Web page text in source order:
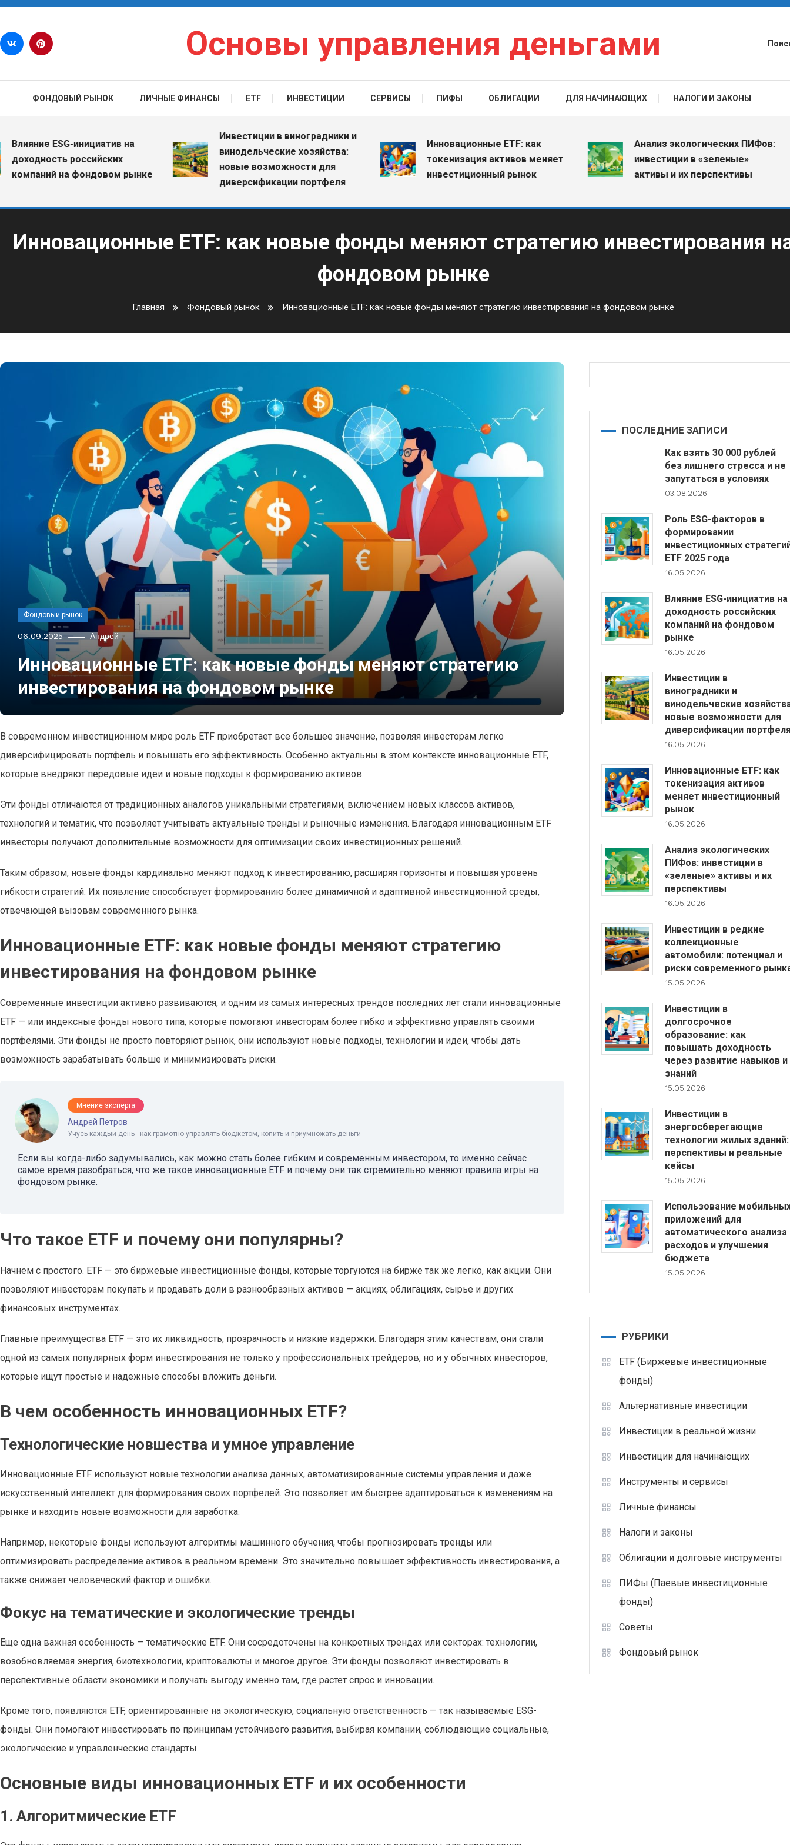
Перейти к содержимому
Основы управления деньгами
ФОНДОВЫЙ РЫНОК ЛИЧНЫЕ ФИНАНСЫ ETF ИНВЕСТИЦИИ СЕРВИСЫ ПИФЫ ОБЛИГАЦИИ ДЛЯ НАЧИНАЮЩИХ НАЛОГИ И ЗАКОНЫ
ESG-инициатив на
российских
на фондовом рынке
Инвестиции в виноградники и
винодельческие хозяйства:
новые возможности для
диверсификации портфеля
Инновационные ETF: как
токенизация активов меняет
инвестиционный рынок
Анализ экологических ПИФов:
инвестиции в «зеленые»
активы и их перспективы
Инновационные ETF: как новые фонды меняют стратегию инвестирования
фондовом рынке
Главная Фондовый рынок Инновационные ETF: как новые фонды меняют стратегию инвестирования на фондовом рынке
Фондовый рынок
06.09.2025 Андрей
Инновационные ETF: как новые фонды меняют стратегию
инвестирования на фондовом рынке
В современном инвестиционном мире роль ETF приобретает все большее значение, позволяя инвесторам легко
диверсифицировать портфель и повышать его эффективность. Особенно актуальны в этом контексте инновационные ETF,
которые внедряют передовые идеи и новые подходы к формированию активов.
Эти фонды отличаются от традиционных аналогов уникальными стратегиями, включением новых классов активов,
технологий и тематик, что позволяет учитывать актуальные тренды и рыночные изменения. Благодаря инновационным ETF
инвесторы получают дополнительные возможности для оптимизации своих инвестиционных решений.
Таким образом, новые фонды кардинально меняют подход к инвестированию, расширяя горизонты и повышая уровень
гибкости стратегий. Их появление способствует формированию более динамичной и адаптивной инвестиционной среды,
отвечающей вызовам современного рынка.
Инновационные ETF: как новые фонды меняют стратегию
инвестирования на фондовом рынке
Современные инвестиции активно развиваются, и одним из самых интересных трендов последних лет стали инновационные
ETF — или индексные фонды нового типа, которые помогают инвесторам более гибко и эффективно управлять своими
портфелями. Эти фонды не просто повторяют рынок, они используют новые подходы, технологии и идеи, чтобы дать
возможность зарабатывать больше и минимизировать риски.
Мнение эксперта
Андрей Петров
Учусь каждый день - как грамотно управлять бюджетом, копить и приумножать деньги
Если вы когда-либо задумывались, как можно стать более гибким и современным инвестором, то именно сейчас
самое время разобраться, что же такое инновационные ETF и почему они так стремительно меняют правила игры на
фондовом рынке.
Что такое ETF и почему они популярны?
Начнем с простого. ETF — это биржевые инвестиционные фонды, которые торгуются на бирже так же легко, как акции. Они
позволяют инвесторам покупать и продавать доли в разнообразных активов — акциях, облигациях, сырье и других
финансовых инструментах.
Главные преимущества ETF — это их ликвидность, прозрачность и низкие издержки. Благодаря этим качествам, они стали
одной из самых популярных форм инвестирования не только у профессиональных трейдеров, но и у обычных инвесторов,
которые ищут простые и надежные способы вложить деньги.
В чем особенность инновационных ETF?
Технологические новшества и умное управление
Инновационные ETF используют новые технологии анализа данных, автоматизированные системы управления и даже
искусственный интеллект для формирования своих портфелей. Это позволяет им быстрее адаптироваться к изменениям на
рынке и находить новые возможности для заработка.
Например, некоторые фонды используют алгоритмы машинного обучения, чтобы прогнозировать тренды или
оптимизировать распределение активов в реальном времени. Это значительно повышает эффективность инвестирования, а
также снижает человеческий фактор и ошибки.
Фокус на тематические и экологические тренды
Еще одна важная особенность — тематические ETF. Они сосредоточены на конкретных трендах или секторах: технологии,
возобновляемая энергия, биотехнологии, криптовалюты и многое другое. Эти фонды позволяют инвестировать в
перспективные области экономики и получать выгоду именно там, где растет спрос и инновации.
Кроме того, появляются ETF, ориентированные на экологическую, социальную ответственность — так называемые ESG-
фонды. Они помогают инвестировать по принципам устойчивого развития, выбирая компании, соблюдающие социальные,
экологические и управленческие стандарты.
Основные виды инновационных ETF и их особенности
1. Алгоритмические ETF
ПОСЛЕДНИЕ ЗАПИСИ
Как взять 30 000 рублей
без лишнего стресса и не
запутаться в условиях
03.08.2026
Роль ESG-факторов в
формировании
инвестиционных
ETF 2025 года
16.05.2026
Влияние ESG-инициатив на
доходность российских
компаний на фондовом
рынке
16.05.2026
Инвестиции в
виноградники и
винодельческие
новые возможности для
диверсификации
16.05.2026
Инновационные ETF: как
токенизация активов
меняет инвестиционный
рынок
16.05.2026
Анализ экологических
ПИФов: инвестиции в
«зеленые» активы и их
перспективы
16.05.2026
Инвестиции в редкие
коллекционные
автомобили: потенциал и
риски современного
15.05.2026
Инвестиции в
долгосрочное
образование: как
повышать доходность
через развитие навыков и
знаний
15.05.2026
Инвестиции в
энергосберегающие
технологии жилых зданий:
перспективы и реальные
кейсы
15.05.2026
Использование
приложений для
автоматического анализа
расходов и улучшения
бюджета
15.05.2026
РУБРИКИ
ETF (Биржевые инвестиционные
фонды)
Альтернативные инвестиции
Инвестиции в реальной жизни
Инвестиции для начинающих
Инструменты и сервисы
Личные финансы
Налоги и законы
Облигации и долговые инструменты
ПИФы (Паевые инвестиционные
фонды)
Советы
Фондовый рынок